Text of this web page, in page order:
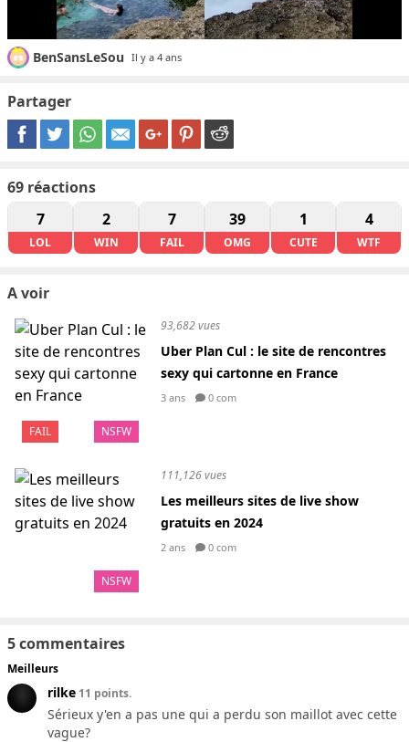
BenSansLeSou Il y a 4 ans
Partager
69 réactions
7
LOL
2
WIN
7
FAIL
39
OMG
1
CUTE
4
WTF
A voir
FAIL NSFW
93,682 vues
Uber Plan Cul : le site de rencontres
sexy qui cartonne en France
3 ans 0 com
NSFW
111,126 vues
Les meilleurs sites de live show
gratuits en 2024
2 ans 0 com
5 commentaires
Meilleurs
rilke 11 points.
Sérieux y'en a pas une qui a perdu son maillot avec cette
vague?